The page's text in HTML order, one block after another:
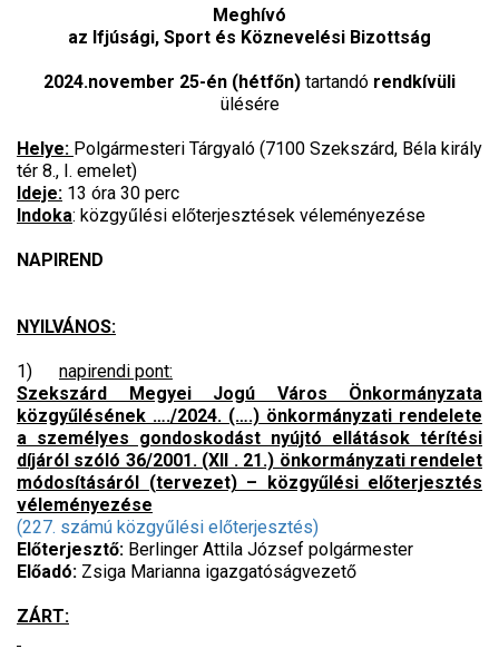
Meghívó
az Ifjúsági, Sport és Köznevelési Bizottság
2024.november 25-én (hétfőn) tartandó rendkívüli
ülésére
Helye: Polgármesteri Tárgyaló (7100 Szekszárd, Béla király
tér 8., I. emelet)
Ideje: 13 óra 30 perc
Indoka: közgyűlési előterjesztések véleményezése
NAPIREND
NYILVÁNOS:
1) napirendi pont:
Szekszárd Megyei Jogú Város Önkormányzata
közgyűlésének …./2024. (….) önkormányzati rendelete
a személyes gondoskodást nyújtó ellátások térítési
díjáról szóló 36/2001. (XII . 21.) önkormányzati rendelet
módosításáról (tervezet) – közgyűlési előterjesztés
véleményezése
(227. számú közgyűlési előterjesztés)
Előterjesztő: Berlinger Attila József polgármester
Előadó: Zsiga Marianna igazgatóságvezető
ZÁRT: